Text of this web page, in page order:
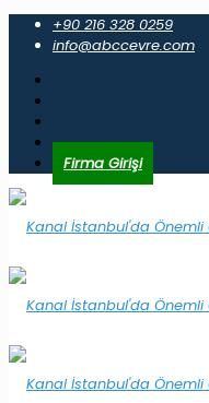
+90 216 328 0259
info@abccevre.com
Firma Girişi